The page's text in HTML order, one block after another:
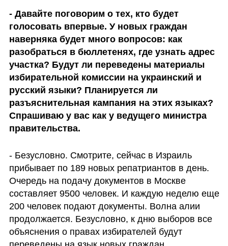
- Давайте поговорим о тех, кто будет
голосовать впервые. У новых граждан
наверняка будет много вопросов: как
разобраться в бюллетенях, где узнать адрес
участка? Будут ли переведены материалы
избирательной комиссии на украинский и
русский языки? Планируется ли
разъяснительная кампания на этих языках?
Спрашиваю у вас как у ведущего министра
правительства.
- Безусловно. Смотрите, сейчас в Израиль
прибывает по 189 новых репатриантов в день.
Очередь на подачу документов в Москве
составляет 9500 человек. И каждую неделю еще
200 человек подают документы. Волна алии
продолжается. Безусловно, к дню выборов все
объяснения о правах избирателей будут